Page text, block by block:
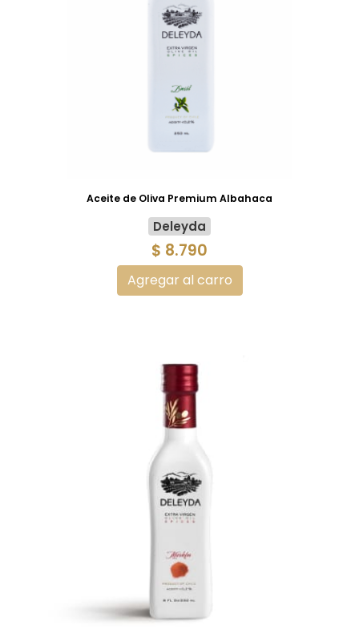
Aceite de Oliva Premium Albahaca
Deleyda
$ 8.790
Agregar al carro